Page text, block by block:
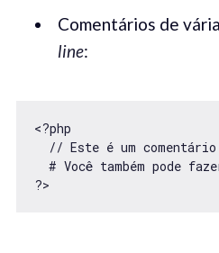
Comentários de
line:
<?php
// Este é um
# Você também pode
?>